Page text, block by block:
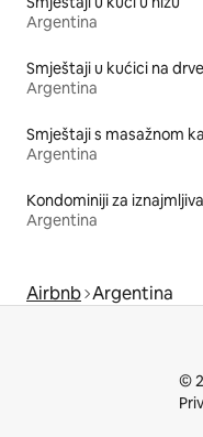
Argentina
Smještaji u kućici na
Argentina
Smještaji s masažnom
Argentina
Kondominiji za
Argentina
Airbnb Argentina
©